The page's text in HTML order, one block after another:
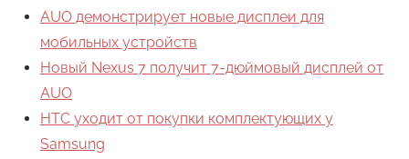
AUO демонстрирует новые дисплеи для
мобильных устройств
Новый Nexus 7 получит 7-дюймовый дисплей от
AUO
HTC уходит от покупки комплектующих у
Samsung